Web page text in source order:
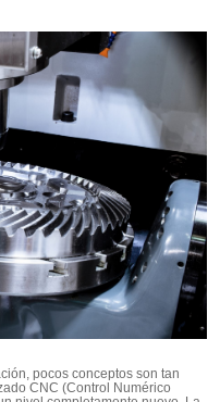
pocos conceptos son tan
CNC (Control Numérico